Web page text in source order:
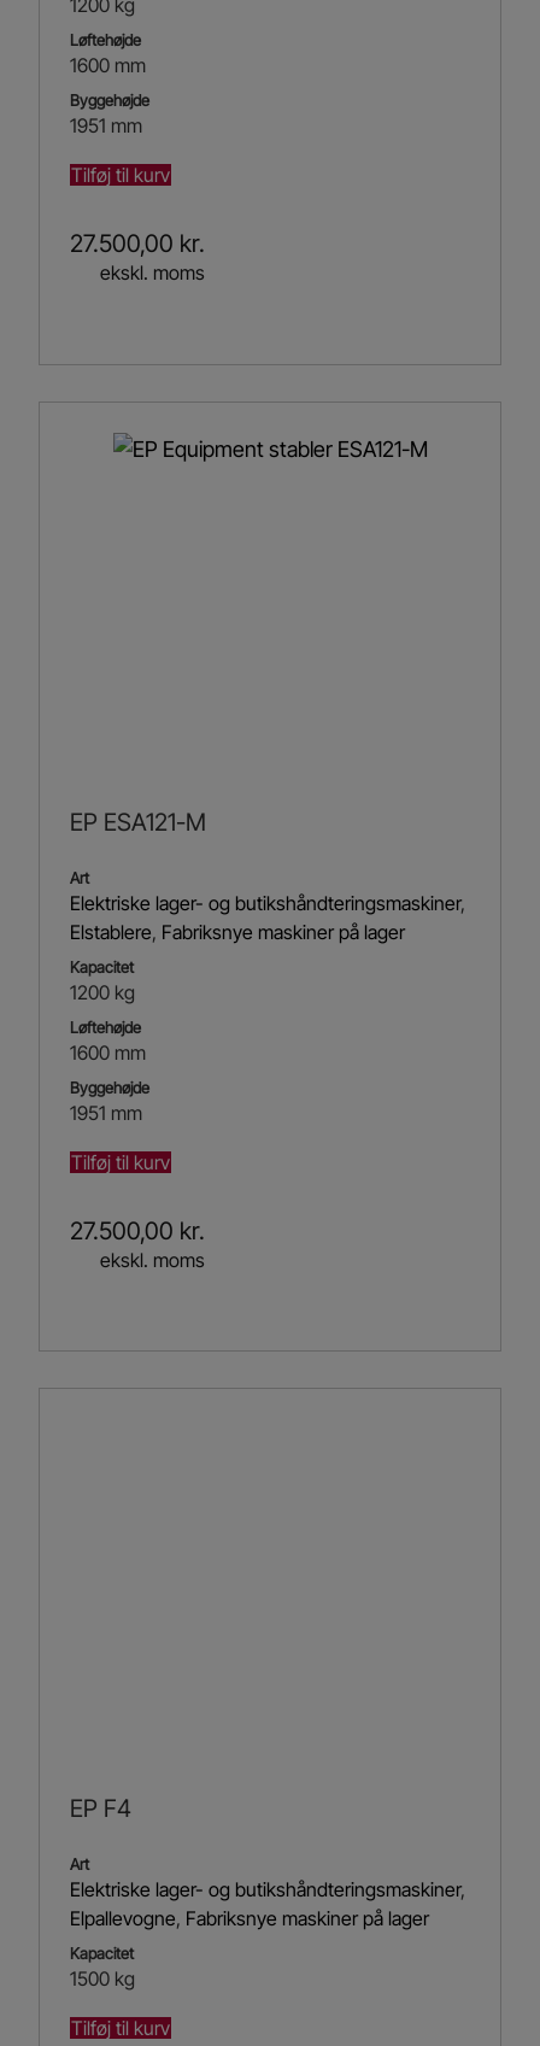
1200 kg
Løftehøjde
1600 mm
Byggehøjde
1951 mm
Tilføj til kurv
27.500,00 kr.
ekskl. moms
EP ESA121-M
Art
Elektriske lager- og butikshåndteringsmaskiner,
Elstablere, Fabriksnye maskiner på lager
Kapacitet
1200 kg
Løftehøjde
1600 mm
Byggehøjde
1951 mm
Tilføj til kurv
27.500,00 kr.
ekskl. moms
EP F4
Art
Elektriske lager- og butikshåndteringsmaskiner,
Elpallevogne, Fabriksnye maskiner på lager
Kapacitet
1500 kg
Tilføj til kurv